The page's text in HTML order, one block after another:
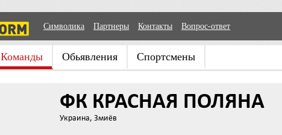
Символика Партнеры Контакты Вопрос-ответ
Команды Обьявления Спортсмены
ФК КРАСНАЯ ПОЛЯНА
Украина, Змиёв